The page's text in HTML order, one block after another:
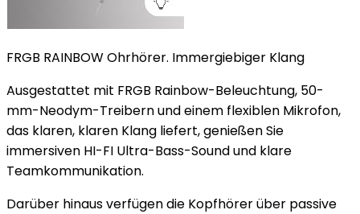
FRGB RAINBOW Ohrhörer. Immergiebiger Klang
Ausgestattet mit FRGB Rainbow-Beleuchtung, 50-
mm-Neodym-Treibern und einem flexiblen Mikrofon,
das klaren, klaren Klang liefert, genießen Sie
immersiven HI-FI Ultra-Bass-Sound und klare
Teamkommunikation.
Darüber hinaus verfügen die Kopfhörer über passive